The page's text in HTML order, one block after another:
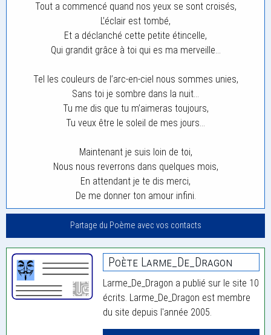
Tout a commencé quand nos yeux se sont croisés,
L’éclair est tombé,
Et a déclanché cette petite étincelle,
Qui grandit grâce à toi qui es ma merveille…
Tel les couleurs de l’arc-en-ciel nous sommes unies,
Sans toi je sombre dans la nuit…
Tu me dis que tu m’aimeras toujours,
Tu veux être le soleil de mes jours…
Maintenant je suis loin de toi,
Nous nous reverrons dans quelques mois,
En attendant je te dis merci,
De me donner ton amour infini.
Partage du Poème avec vos contacts
Poète Larme_De_Dragon
Larme_De_Dragon a publié sur le site 10
écrits. Larme_De_Dragon est membre
du site depuis l'année 2005.